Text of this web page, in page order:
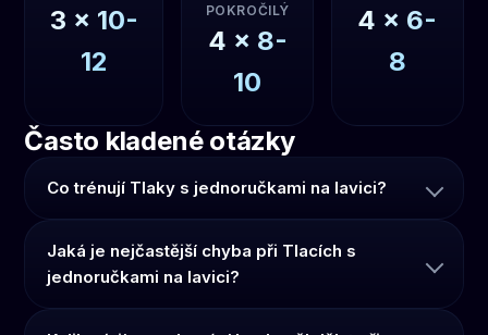
3 x 10-
12
POKROČILÝ
4 x 8-
10
4 x 6-
8
Často kladené otázky
Co trénují Tlaky s jednoručkami na lavici?
Jaká je nejčastější chyba při Tlacích s
jednoručkami na lavici?